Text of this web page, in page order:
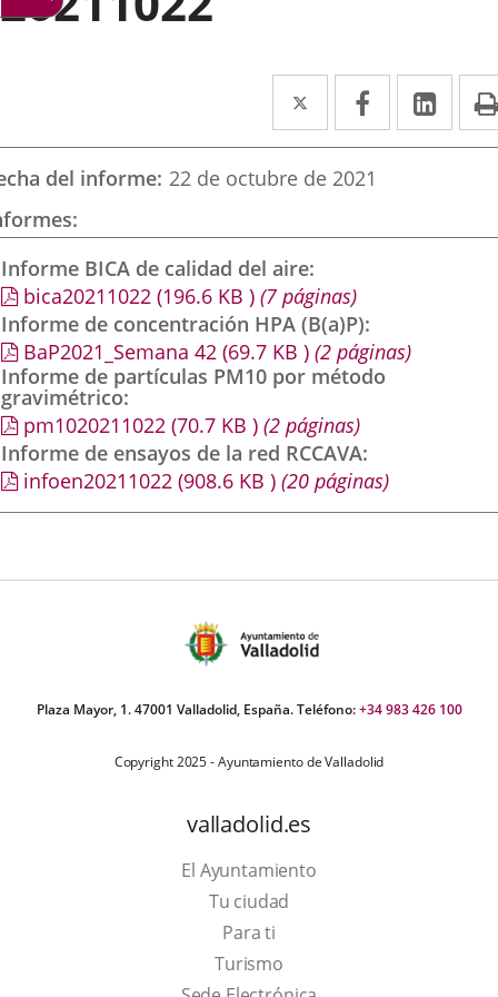
Twitter
Enlace
a
una
externa.
Facebook
Enlace
a
una
externa.
a
del informe 22 de octubre de 2021
Informe BICA de calidad del aire
bica20211022 (196.6 KB ) (7 páginas)
Informe de concentración HPA (B(a)P)
BaP2021_Semana 42 (69.7 KB ) (2 páginas)
Informe de partículas PM10 por método
gravimétrico
pm1020211022 (70.7 KB ) (2 páginas)
Informe de ensayos de la red RCCAVA
infoen20211022 (908.6 KB ) (20 páginas)
Plaza Mayor, 1. 47001 Valladolid, España. Teléfono:+34 983 426 100
Copyright 2025 - Ayuntamiento de Valladolid
valladolid.es
El Ayuntamiento
Tu ciudad
Para ti
TurismoThis